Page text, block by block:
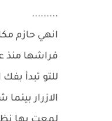
.........
انهي حازم
فراشها منذ
للتو تبدأ
الازرار